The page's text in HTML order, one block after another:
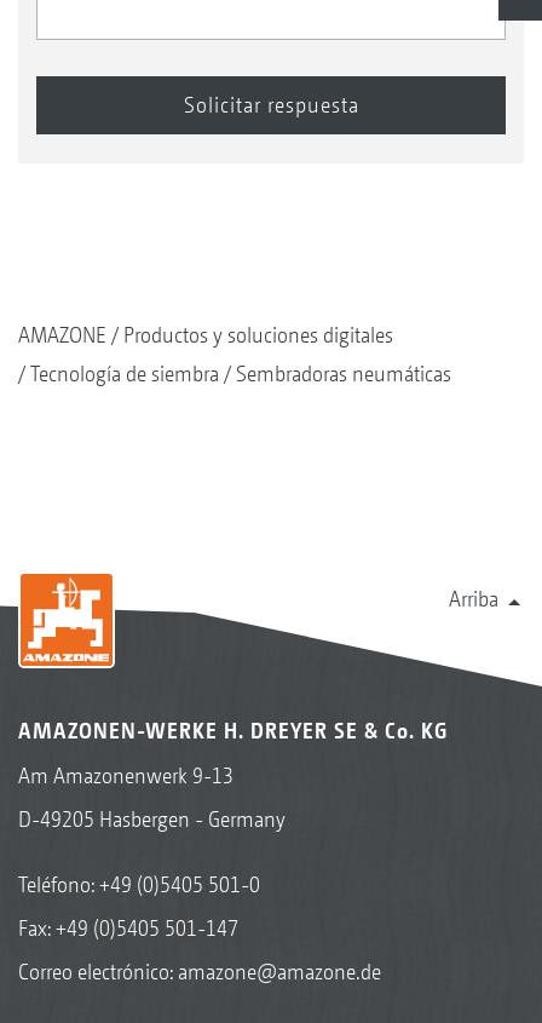
AMAZONE
Productos y soluciones digitales
Tecnología de siembra
Sembradoras neumáticas
Arriba
AMAZONEN-WERKE H. DREYER SE & Co. KG
Am Amazonenwerk 9-13
D-49205 Hasbergen - Germany
Teléfono:+49 (0)5405 501-0
Fax: +49 (0)5405 501-147
Correo electrónico: amazone@amazone.de